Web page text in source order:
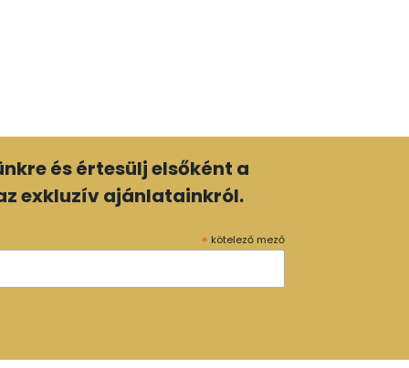
és értesülj elsőként a
exkluzív ajánlatainkról.
* kötelező mező